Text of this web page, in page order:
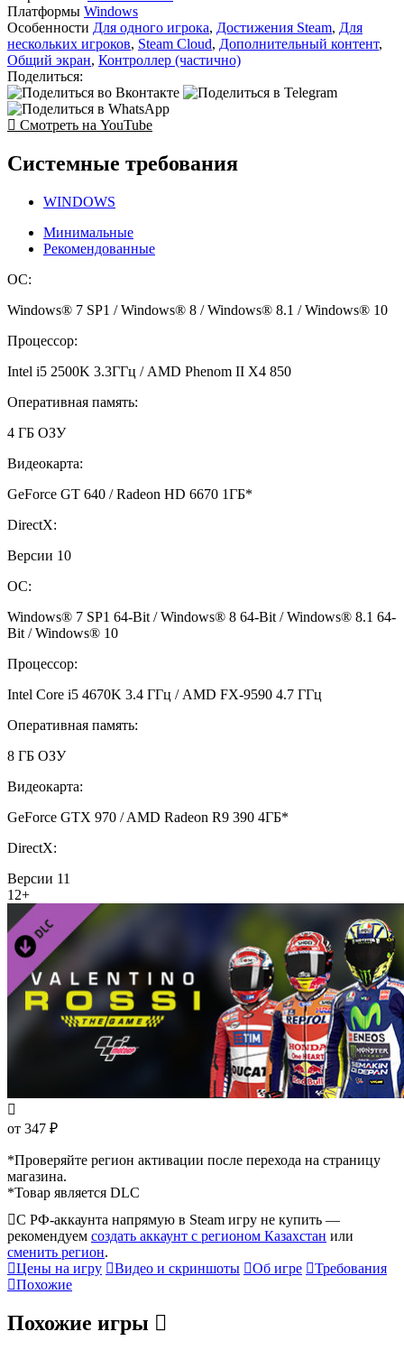
Платформы Windows
Особенности Для одного игрока, Достижения Steam, Для
нескольких игроков, Steam Cloud, Дополнительный контент,
Общий экран, Контроллер (частично)
Поделиться:
Смотреть на YouTube
Системные требования
WINDOWS
Минимальные
Рекомендованные
ОС:
Windows® 7 SP1 / Windows® 8 / Windows® 8.1 / Windows® 10
Процессор:
Intel i5 2500K 3.3ГГц / AMD Phenom II X4 850
Оперативная память:
4 ГБ ОЗУ
Видеокарта:
GeForce GT 640 / Radeon HD 6670 1ГБ*
DirectX:
Версии 10
ОС:
Windows® 7 SP1 64-Bit / Windows® 8 64-Bit / Windows® 8.1 64-
Bit / Windows® 10
Процессор:
Intel Core i5 4670K 3.4 ГГц / AMD FX-9590 4.7 ГГц
Оперативная память:
8 ГБ ОЗУ
Видеокарта:
GeForce GTX 970 / AMD Radeon R9 390 4ГБ*
DirectX:
Версии 11
12+
от 347 ₽
*Проверяйте регион активации после перехода на страницу
магазина.
*Товар является DLC
С РФ-аккаунта напрямую в Steam игру не купить —
рекомендуем создать аккаунт с регионом Казахстан или
сменить регион.
Цены на игру
Видео и скриншоты Об игре
Требования
Похожие
Похожие игры